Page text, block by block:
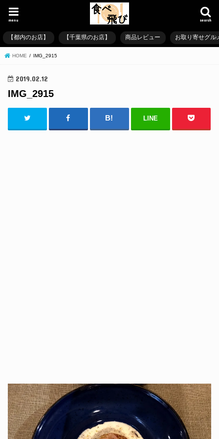
search
menu
【都内のお店】 【千葉県のお店】 商品レビュー お取り寄せグル
HOME IMG_2915
2019.02.12
IMG_2915
LINE